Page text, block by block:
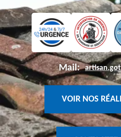
Mail:
VOIR NOS